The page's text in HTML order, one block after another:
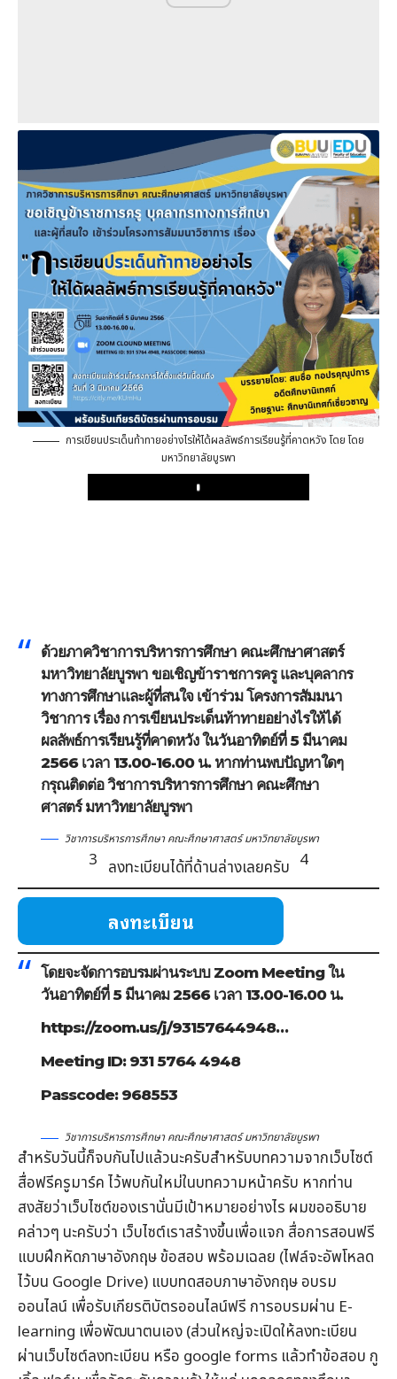
การเขียนประเด็นท้าทายอย่างไรให้ได้ผลลัพธ์การเรียนรู้ที่คาดหวัง โดย โดย
มหาวิทยาลัยบูรพา
Play
ด้วยภาควิชาการบริหารการศึกษา คณะศึกษาศาสตร์
มหาวิทยาลัยบูรพา ขอเชิญข้าราชการครู และบุคลากร
ทางการศึกษาและผู้ที่สนใจ เข้าร่วม โครงการสัมมนา
วิชาการ เรื่อง การเขียนประเด็นท้าทายอย่างไรให้ได้
ผลลัพธ์การเรียนรู้ที่คาดหวัง ในวันอาทิตย์ที่ 5 มีนาคม
2566 เวลา 13.00-16.00 น. หากท่านพบปัญหาใดๆ
กรุณติดต่อวิชาการบริหารการศึกษา คณะศึกษา
ศาสตร์ มหาวิทยาลัยบูรพา
วิชาการบริหารการศึกษา คณะศึกษาศาสตร์ มหาวิทยาลัยบูรพา
3
| | |ลงทะเบียนได้ที่ด้านล่างเลยครับ| | |
4
ลงทะเบียน
โดยจะจัดการอบรมผ่านระบบ Zoom Meeting ใน
วันอาทิตย์ที่ 5 มีนาคม 2566 เวลา 13.00-16.00 น.
https://zoom.us/j/93157644948…
Meeting ID: 931 5764 4948
Passcode: 968553
วิชาการบริหารการศึกษา คณะศึกษาศาสตร์ มหาวิทยาลัยบูรพา
สำหรับวันนี้ก็จบกันไปแล้วนะครับสำหรับบทความจากเว็บไซต์
สื่อฟรีครูมาร์คไว้พบกันใหม่ในบทความหน้าครับ หากท่าน
สงสัยว่าเว็บไซต์ของเรานั่นมีเป้าหมายอย่างไร ผมขออธิบาย
คล่าวๆ นะครับว่า เว็บไซต์เราสร้างขึ้นเพื่อแจก สื่อการสอนฟรี
แบบฝึกหัดภาษาอังกฤษข้อสอบพร้อมเฉลย (ไฟล์จะอัพโหลด
ไว้บน Google Drive) แบบทดสอบภาษาอังกฤษอบรม
ออนไลน์ เพื่อรับเกียรติบัตรออนไลน์ฟรี การอบรมผ่าน E-
learning เพื่อพัฒนาตนเอง (ส่วนใหญ่จะเปิดให้ลงทะเบียน
ผ่านเว็บไซต์ลงทะเบียน หรือ google forms แล้วทำข้อสอบ กู